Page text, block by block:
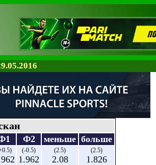
Ф2 меньше больше
(-0.5)
1.962
(2.5)
2.08
(2.5)
1.826